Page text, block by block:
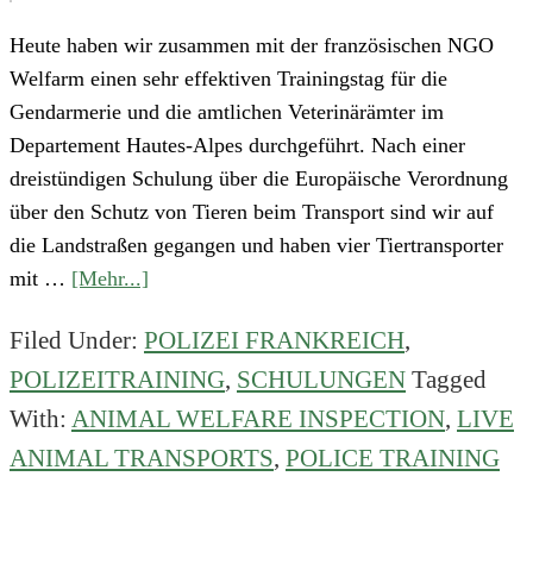
Heute haben wir zusammen mit der französischen NGO
Welfarm einen sehr effektiven Trainingstag für die
Gendarmerie und die amtlichen Veterinärämter im
Departement Hautes-Alpes durchgeführt. Nach einer
dreistündigen Schulung über die Europäische Verordnung
über den Schutz von Tieren beim Transport sind wir auf
die Landstraßen gegangen und haben vier Tiertransporter
mit … [Mehr...]
und
Welfarm
Training
von
Gendarmen
Filed Under: POLIZEI FRANKREICH,
POLIZEITRAINING, SCHULUNGEN Tagged
With: ANIMAL WELFARE INSPECTION, LIVE
ANIMAL TRANSPORTS, POLICE TRAINING